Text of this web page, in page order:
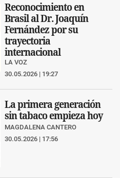
Reconocimiento en
Brasil al Dr. Joaquín
Fernández por su
trayectoria
internacional
LA VOZ
30.05.2026 | 19:27
La primera generación
sin tabaco empieza hoy
MAGDALENA CANTERO
30.05.2026 | 17:56